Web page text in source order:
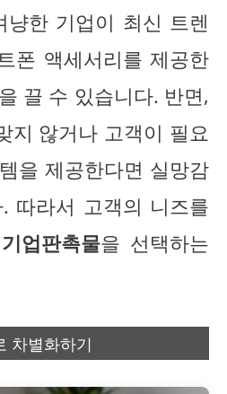
한 기업이 최신 트렌
폰 액세서리를 제공한
끌 수 있습니다. 반면,
지 않거나 고객이 필요
을 제공한다면 실망감
따라서 고객의 니즈를
기업판촉물을 선택하는
차별화하기